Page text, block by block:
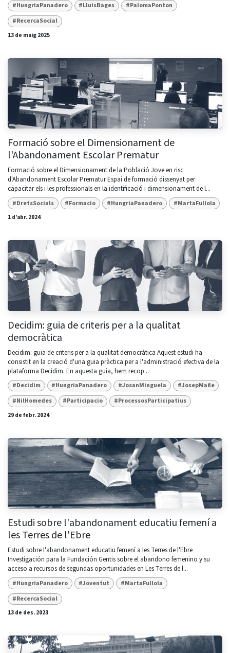
#HungriaPanadero #LluisBages
#PalomaPonton
#RecercaSocial
13 de maig 2025
Formació sobre el Dimensionament de
l'Abandonament Escolar Prematur
Formació sobre el Dimensionament de la Població Jove en risc
d'Abandonament Escolar Prematur Espai de formació dissenyat per
capacitar els i les professionals en la identificació i dimensionament de l...
#DretsSocials #Formacio #HungriaPanadero
#MartaFullola
1 d’abr. 2024
Decidim: guia de criteris per a la qualitat
democràtica
Decidim: guia de criteris per a la qualitat democràtica Aquest estudi ha
consistit en la creació d'una guia pràctica per a l'administració efectiva de la
plataforma Decidim. En aquesta guia, hem recop...
#Decidim #HungriaPanadero #JosanMinguela
#JosepMañe
#NilHomedes
#Participacio
#ProcessosParticipatius
29 de febr. 2024
Estudi sobre l'abandonament educatiu femení a
les Terres de l'Ebre
Estudi sobre l'abandonament educatiu femení a les Terres de l'Ebre
Investigación para la Fundación Gentis sobre el abandono femenino y su
acceso a recursos de segundas oportunidades en Les Terres de l...
#HungriaPanadero #Joventut
#MartaFullola
#RecercaSocial
13 de des. 2023